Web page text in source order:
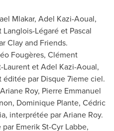
Mlakar, Adel Kazi-Aoual,
Langlois-Légaré et Pascal
Clay and Friends.
Fougères, Clément
Laurentet Adel Kazi-Aoual,
par Disque 7ieme ciel.
Ariane Roy, Pierre Emmanuel
, Dominique Plante, Cédric
, interprétée parAriane Roy.
Emerik St-Cyr Labbe,